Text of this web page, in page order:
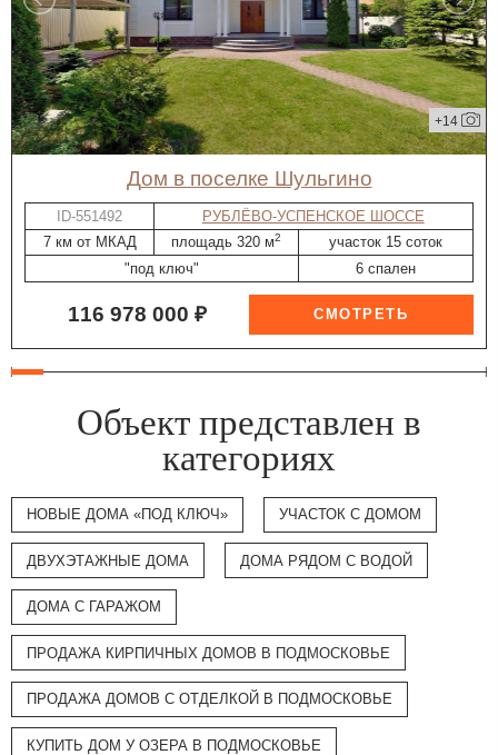
+14
дом в поселке Шульгино
ID-551492
РУБЛЁВО-УСПЕНСКОЕ ШОССЕ
7 км от МКАД
площадь 320 м2
участок 15 соток
"под ключ"
6 спален
116 978 000 ₽
Объект представлен в
категориях
НОВЫЕ ДОМА «ПОД КЛЮЧ» УЧАСТОК С ДОМОМ
ДВУХЭТАЖНЫЕ ДОМА ДОМА РЯДОМ С ВОДОЙ
ДОМА С ГАРАЖОМ
ПРОДАЖА КИРПИЧНЫХ ДОМОВ В ПОДМОСКОВЬЕ
ПРОДАЖА ДОМОВ С ОТДЕЛКОЙ В ПОДМОСКОВЬЕ
КУПИТЬ ДОМ У ОЗЕРА В ПОДМОСКОВЬЕ